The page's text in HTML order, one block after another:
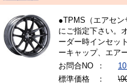
●TPMS（エアセ
にご指定下さい。
ーダー時インセッ
ーキャップ、エア
お問合NO
：
標準価格
：